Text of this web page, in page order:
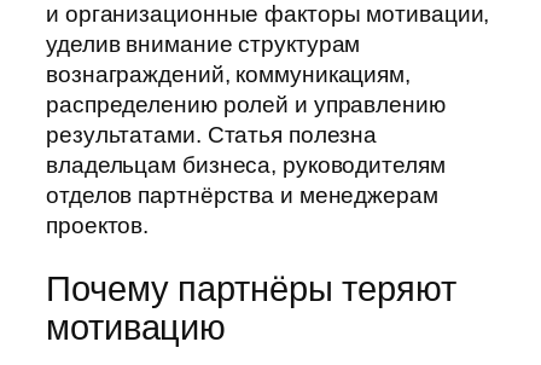
и организационные факторы мотивации,
уделив внимание структурам
вознаграждений, коммуникациям,
распределению ролей и управлению
результатами. Статья полезна
владельцам бизнеса, руководителям
отделов партнёрства и менеджерам
проектов.
Почему партнёры теряют
мотивацию